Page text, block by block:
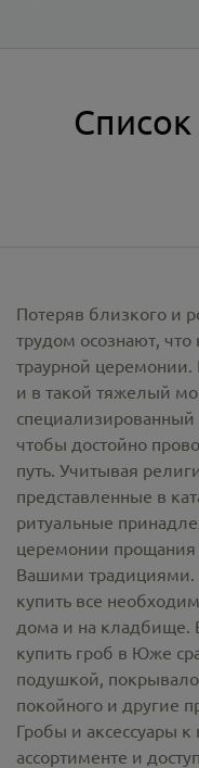
Потеряв близкого и
трудом осознают,
траурной
и в такой тяжелый
специализированный
чтобы достойно
путь. Учитывая
представленные в
ритуальные
церемонии прощания
Вашими традициями.
купить все
дома и на кладбище.
купить гроб в Юже
подушкой,
покойного и другие
Гробы и аксессуары
ассортименте и